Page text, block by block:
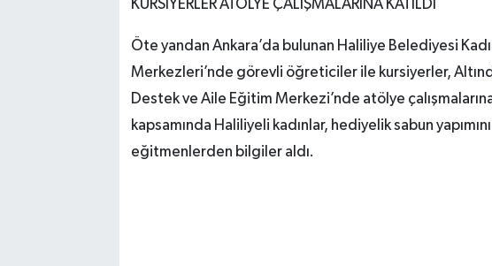
KURSİYERLER ATÖLYE ÇALIŞMALARINA KATILDI
Öte yandan Ankara’da bulunan Haliliye Belediyesi
Merkezleri’nde görevli öğreticiler ile kursiyerler,
Destek ve Aile Eğitim Merkezi’nde atölye
kapsamında Haliliyeli kadınlar, hediyelik sabun
eğitmenlerden bilgiler aldı.